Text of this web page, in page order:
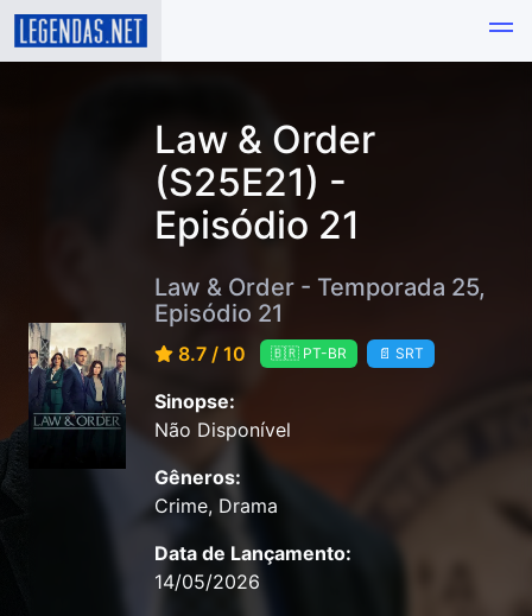
Law & Order
(S25E21) -
Episódio 21
Law & Order - Temporada 25,
Episódio 21
8.7 / 10 🇧🇷 PT-BR 📄 SRT
Sinopse:
Não Disponível
Gêneros:
Crime, Drama
Data de Lançamento:
14/05/2026